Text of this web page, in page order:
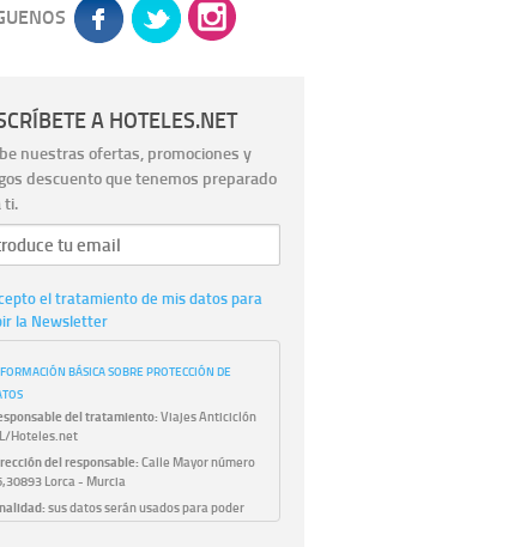
A HOTELES.NET
nuestras ofertas, promociones y
descuento que tenemos preparado
ti.
el tratamiento de mis datos para
la Newsletter
BÁSICA SOBRE PROTECCIÓN DE
del tratamiento:Viajes Anticiclón
Hoteles.net
del responsable:Calle Mayor número
Lorca - Murcia
sus datos serán usados para poder
sus solicitudes y prestarle nuestros